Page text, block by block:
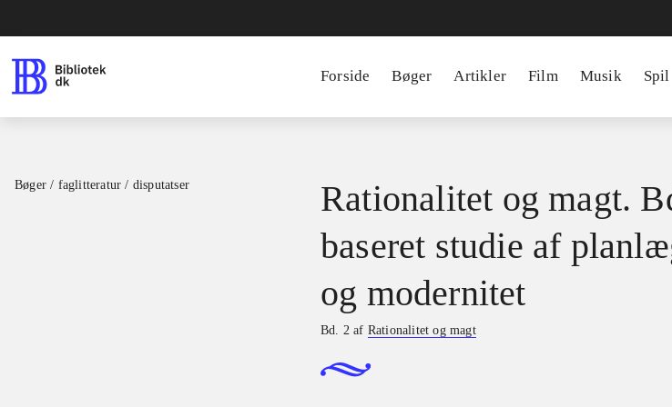
Forside Bøger Artikler Film Musik Spil
Bøger / faglitteratur / disputatser
Rationalitet og magt.
baseret studie af
og modernitet
Bd. 2 af Rationalitet og magt